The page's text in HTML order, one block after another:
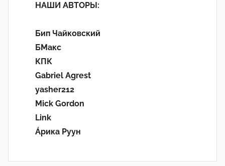
НАШИ АВТОРЫ:
Бип Чайковский
БМакс
КПК
Gabriel Agrest
yasher212
Mick Gordon
Link
Áрика Руун